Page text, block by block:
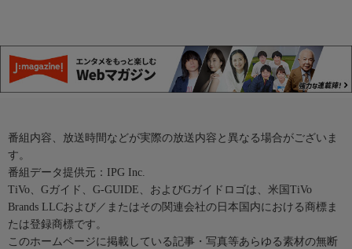
番組内容、放送時間などが実際の放送内容と異なる場合がございま
す。
番組データ提供元：IPG Inc.
TiVo、Gガイド、G-GUIDE、およびGガイドロゴは、米国TiVo
Brands LLCおよび／またはその関連会社の日本国内における商標ま
たは登録商標です。
このホームページに掲載している記事・写真等あらゆる素材の無断